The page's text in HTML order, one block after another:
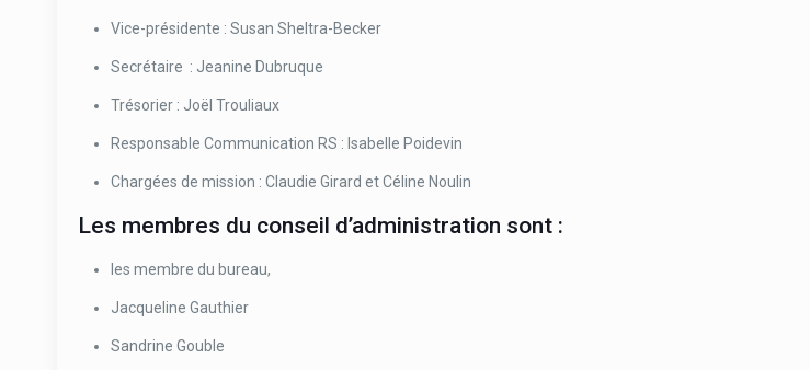
Vice-présidente : Susan Sheltra-Becker
Secrétaire : Jeanine Dubruque
Trésorier : Joël Trouliaux
Responsable Communication RS : Isabelle Poidevin
Chargées de mission : Claudie Girard et Céline Noulin
Les membres du conseil d’administration sont :
les membre du bureau,
Jacqueline Gauthier
Sandrine Gouble